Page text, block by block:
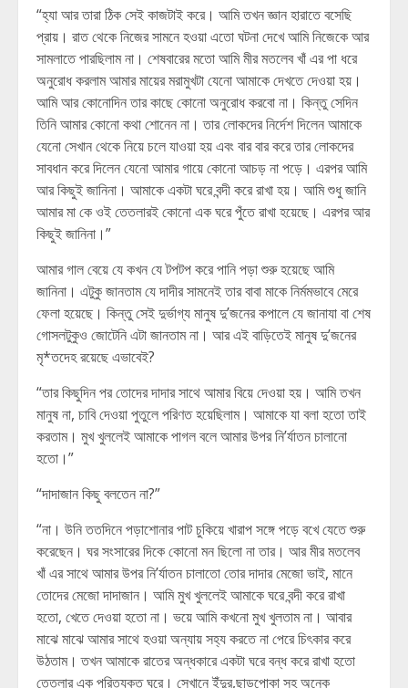
“হ্যা আর তারা ঠিক সেই কাজটাই করে। আমি তখন জ্ঞান হারাতে বসেছি
প্রায়। রাত থেকে নিজের সামনে হওয়া এতো ঘটনা দেখে আমি নিজেকে আর
সামলাতে পারছিলাম না। শেষবারের মতো আমি মীর মতলেব খাঁ এর পা ধরে
অনুরোধ করলাম আমার মায়ের মরামুখটা যেনো আমাকে দেখতে দেওয়া হয়।
আমি আর কোনোদিন তার কাছে কোনো অনুরোধ করবো না। কিন্তু সেদিন
তিনি আমার কোনো কথা শোনেন না। তার লোকদের নির্দেশ দিলেন আমাকে
যেনো সেখান থেকে নিয়ে চলে যাওয়া হয় এবং বার বার করে তার লোকদের
সাবধান করে দিলেন যেনো আমার গায়ে কোনো আচড় না পড়ে। এরপর আমি
আর কিছুই জানিনা। আমাকে একটা ঘরে বন্দী করে রাখা হয়। আমি শুধু জানি
আমার মা কে ওই তেতলারই কোনো এক ঘরে পুঁতে রাখা হয়েছে। এরপর আর
কিছুই জানিনা।”
আমার গাল বেয়ে যে কখন যে টপটপ করে পানি পড়া শুরু হয়েছে আমি
জানিনা। এটুকু জানতাম যে দাদীর সামনেই তার বাবা মাকে নির্মমভাবে মেরে
ফেলা হয়েছে। কিন্তু সেই দুর্ভাগ্য মানুষ দু’জনের কপালে যে জানাযা বা শেষ
গোসলটুকুও জোটেনি এটা জানতাম না। আর এই বাড়িতেই মানুষ দু’জনের
মৃ*তদেহ রয়েছে এভাবেই?
“তার কিছুদিন পর তোদের দাদার সাথে আমার বিয়ে দেওয়া হয়। আমি তখন
মানুষ না, চাবি দেওয়া পুতুলে পরিণত হয়েছিলাম। আমাকে যা বলা হতো তাই
করতাম। মুখ খুললেই আমাকে পাগল বলে আমার উপর নি’র্যাতন চালানো
হতো।”
“দাদাজান কিছু বলতেন না?”
“না। উনি ততদিনে পড়াশোনার পাট চুকিয়ে খারাপ সঙ্গে পড়ে বখে যেতে শুরু
করেছেন। ঘর সংসারের দিকে কোনো মন ছিলো না তার। আর মীর মতলেব
খাঁ এর সাথে আমার উপর নি’র্যাতন চালাতো তোর দাদার মেজো ভাই, মানে
তোদের মেজো দাদাজান। আমি মুখ খুললেই আমাকে ঘরে বন্দী করে রাখা
হতো, খেতে দেওয়া হতো না। ভয়ে আমি কখনো মুখ খুলতাম না। আবার
মাঝে মাঝে আমার সাথে হওয়া অন্যায় সহ্য করতে না পেরে চিৎকার করে
উঠতাম। তখন আমাকে রাতের অন্ধকারে একটা ঘরে বন্ধ করে রাখা হতো
তেতলার এক পরিত্যক্ত ঘরে। সেখানে ইঁদুর,ছাড়পোকা সহ অনেক